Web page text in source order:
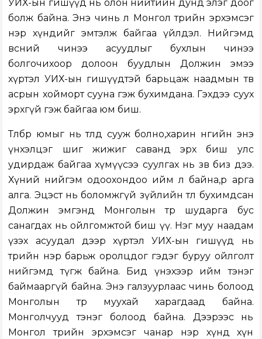
УИХ-ын гишүүд нь олон нийтийн дунд элэг доог
болж байна. Энэ чинь л Монгол төрийн эрхэмсэг
нэр хүндийг эмтэлж байгаа үйлдэл. Нийгэмд
өвсний чинээ асуудлыг бухлын чинээ
болгочихоор долоон буудлын Должин эмээ
хүртэл УИХ-ын гишүүдтэй барьцаж наадмын төв
асрын хойморт сууна гэж бухимдана. Гэхдээ суух
эрхгүй гэж байгаа юм биш.
Төлбөр юмыг нь төлөөд сууж болно,харин өнөөгийн энэ
үнхэлцэг шиг жижиг саванд эрх биш улс
удирдаж байгаа хүмүүсээ суулгах нь зөв биз дээ.
Хүний нийгэм одоохондоо ийм л байна,өөр арга
алга. Эцэст нь боломжгүй зүйлийн төлөө бухимдсан
Должин эмгэнд Монголын төр шударга бус
санагдах нь ойлгомжтой биш үү. Нэг муу наадам
үзэх асуудал дээр хүртэл УИХ-ын гишүүд нь
төрийн нэр барьж оролцдог гэдэг буруу ойлголт
нийгэмд түгж байна. Бид үнэхээр ийм тэнэг
баймааргүй байна. Энэ галзуурлаас чинь болоод
Монголын төр муухай харагдаад байна.
Монголчууд тэнэг болоод байна. Дээрээс нь
Монгол төрийн эрхэмсэг чанар нэр хүнд хүн